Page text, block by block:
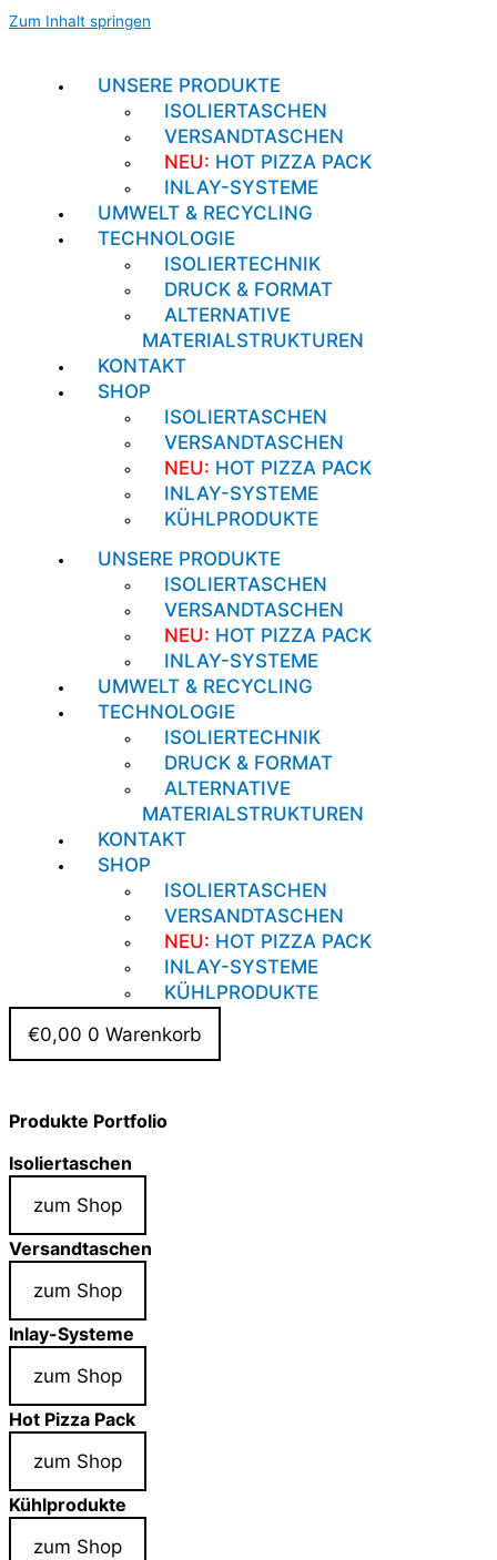
Zum Inhalt springen
UNSERE PRODUKTE
ISOLIERTASCHEN
VERSANDTASCHEN
NEU: HOT PIZZA PACK
INLAY-SYSTEME
UMWELT & RECYCLING
TECHNOLOGIE
ISOLIERTECHNIK
DRUCK & FORMAT
ALTERNATIVE
MATERIALSTRUKTUREN
KONTAKT
SHOP
ISOLIERTASCHEN
VERSANDTASCHEN
NEU: HOT PIZZA PACK
INLAY-SYSTEME
KÜHLPRODUKTE
UNSERE PRODUKTE
ISOLIERTASCHEN
VERSANDTASCHEN
NEU: HOT PIZZA PACK
INLAY-SYSTEME
UMWELT & RECYCLING
TECHNOLOGIE
ISOLIERTECHNIK
DRUCK & FORMAT
ALTERNATIVE
MATERIALSTRUKTUREN
KONTAKT
SHOP
ISOLIERTASCHEN
VERSANDTASCHEN
NEU: HOT PIZZA PACK
INLAY-SYSTEME
KÜHLPRODUKTE
€0,00 0 Warenkorb
Produkte Portfolio
Isoliertaschen
zum Shop
Versandtaschen
zum Shop
Inlay-Systeme
zum Shop
Hot Pizza Pack
zum Shop
Kühlprodukte
zum Shop